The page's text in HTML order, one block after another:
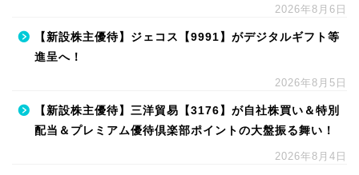
2026年8月6日
【新設株主優待】ジェコス【9991】がデジタルギフト等
進呈へ！
2026年8月5日
【新設株主優待】三洋貿易【3176】が自社株買い＆特別
配当＆プレミアム優待倶楽部ポイントの大盤振る舞い！
2026年8月4日